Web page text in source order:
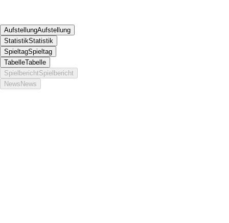
AufstellungAufstellung
StatistikStatistik
SpieltagSpieltag
TabelleTabelle
SpielberichtSpielbericht
News News